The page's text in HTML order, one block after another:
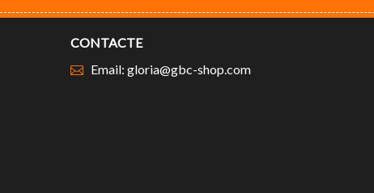
CONTACTE
Email: gloria@gbc-shop.com